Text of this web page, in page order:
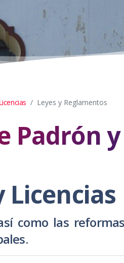
Leyes y Reglamentos
Padrón
Licencias
como las